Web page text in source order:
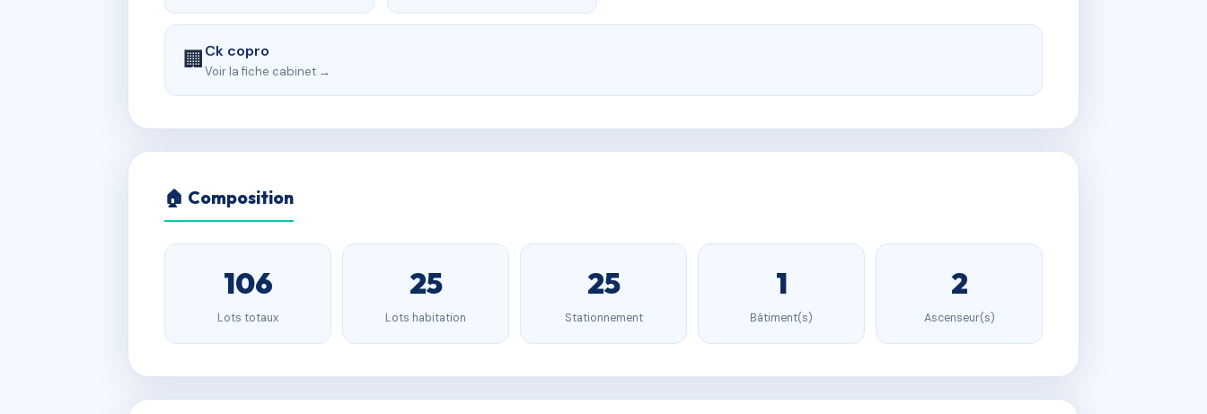
🏢Ck copro
Voir la fiche cabinet →
🏠 Composition
106
Lots totaux
25
Lots habitation
25
Stationnement
1
Bâtiment(s)
2
Ascenseur(s)